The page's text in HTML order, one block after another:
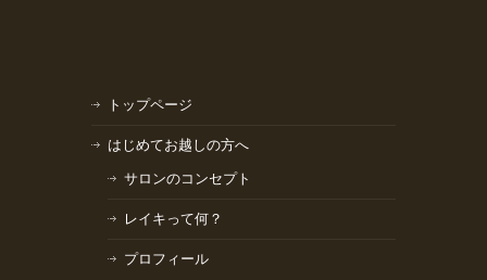
トップページ
はじめてお越しの方へ
サロンのコンセプト
レイキって何？
プロフィール